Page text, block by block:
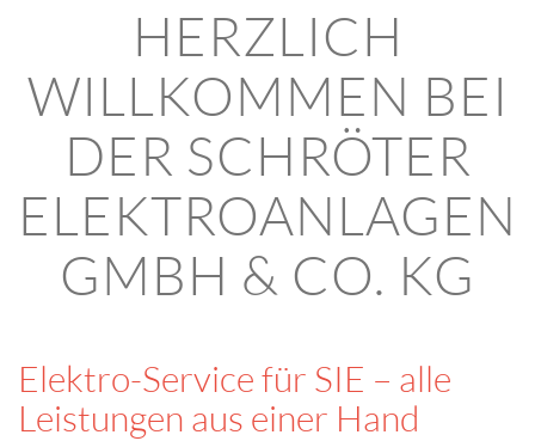
HERZLICH
WILLKOMMEN BEI
DER SCHRÖTER
ELEKTROANLAGEN
GMBH & CO. KG
Elektro-Service für SIE – alle
Leistungen aus einer Hand